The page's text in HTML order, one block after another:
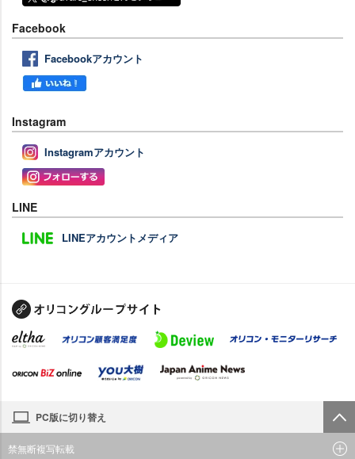
Facebook
Facebookアカウント
Instagram
Instagramアカウント
LINE
LINEアカウントメディア
PC版に切り替え
禁無断複写転載